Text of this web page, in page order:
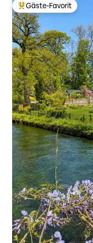
Beliebter Gäste-Favorit.
Gäste-Favorit